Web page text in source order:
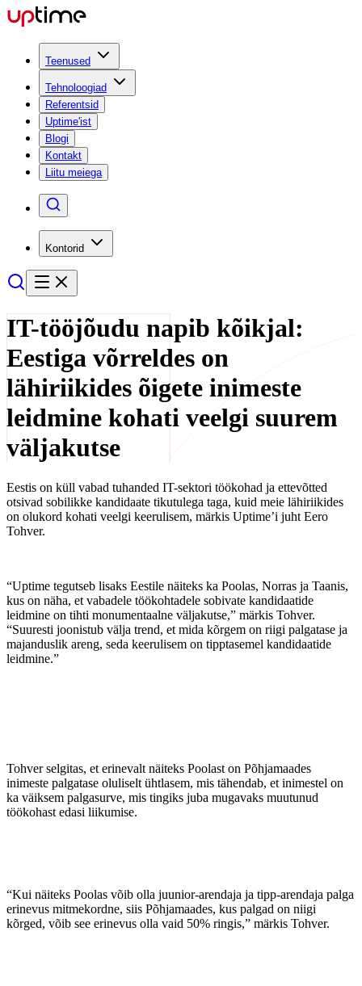
Teenused
Tehnoloogiad
Referentsid
Uptime'ist
Blogi
Kontakt
Liitu meiega
Kontorid
IT-tööjõudu napib kõikjal:
Eestiga võrreldes on
lähiriikides õigete inimeste
leidmine kohati veelgi suurem
väljakutse
Eestis on küll vabad tuhanded IT-sektori töökohad ja ettevõtted
otsivad sobilikke kandidaate tikutulega taga, kuid meie lähiriikides
on olukord kohati veelgi keerulisem, märkis Uptime’i juht Eero
Tohver.
“Uptime tegutseb lisaks Eestile näiteks ka Poolas, Norras ja Taanis,
kus on näha, et vabadele töökohtadele sobivate kandidaatide
leidmine on tihti monumentaalne väljakutse,” märkis Tohver.
“Suuresti joonistub välja trend, et mida kõrgem on riigi palgatase ja
majanduslik areng, seda keerulisem on tipptasemel kandidaatide
leidmine.”
Tohver selgitas, et erinevalt näiteks Poolast on Põhjamaades
inimeste palgatase oluliselt ühtlasem, mis tähendab, et inimestel on
ka väiksem palgasurve, mis tingiks juba mugavaks muutunud
töökohast edasi liikumise.
“Kui näiteks Poolas võib olla juunior-arendaja ja tipp-arendaja palga
erinevus mitmekordne, siis Põhjamaades, kus palgad on niigi
kõrged, võib see erinevus olla vaid 50% ringis,” märkis Tohver.